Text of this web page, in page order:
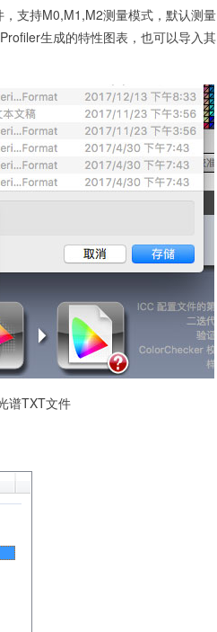
支持M0,M1,M2测量模式，默认测量
生成的特性图表，也可以导入其
谱TXT文件